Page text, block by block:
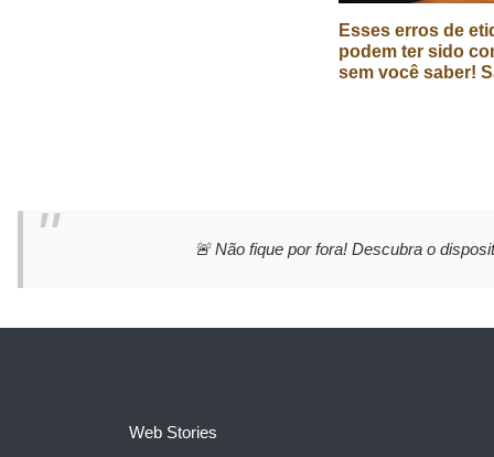
Esses erros de
podem ter sido
sem você saber!
🚨 Não fique por fora! Descubra o
Web Stories